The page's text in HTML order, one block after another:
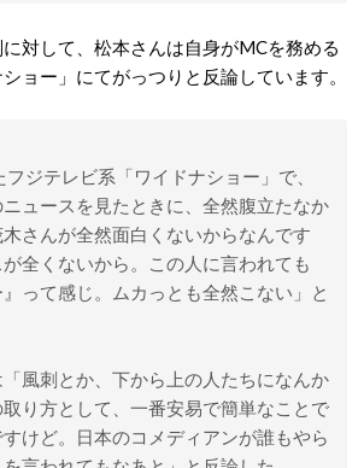
対して、松本さんは自身がMCを務める
ョー」にてがっつりと反論しています。
ジテレビ系「ワイドナショー」で、
ュースを見たときに、全然腹立たなか
さんが全然面白くないからなんです
全くないから。この人に言われても
』って感じ。ムカっとも全然こない」と
風刺とか、下から上の人たちになんか
り方として、一番安易で簡単なことで
けど。日本のコメディアンが誰もやら